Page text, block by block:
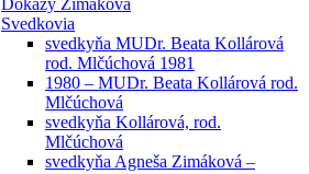
Svedkovia
svedkyňa MUDr. Beata Kollárová
rod. Mlčúchová 1981
1980 – MUDr. Beata Kollárová rod.
Mlčúchová
svedkyňa Kollárová, rod.
Mlčúchová
svedkyňa Agneša Zimáková –